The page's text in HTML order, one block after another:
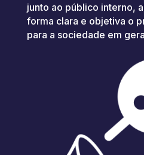
junto ao público interno,
forma clara e objetiva o
para a sociedade em